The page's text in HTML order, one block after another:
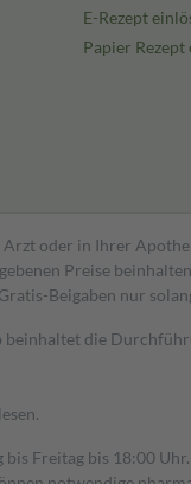
E-Rezept
Papier Rezept
oder in Ihrer
Preise
Beigaben nur
die
Freitag bis 18:00